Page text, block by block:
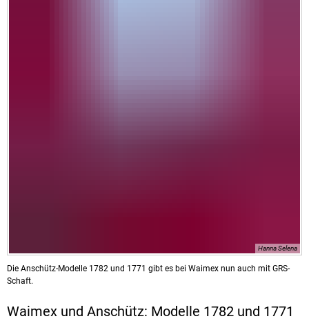
Hanna Selena
Die Anschütz-Modelle 1782 und 1771 gibt es bei Waimex nun auch mit GRS-
Schaft.
Waimex und Anschütz: Modelle 1782 und 1771